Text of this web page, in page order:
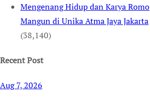
Mengenang Hidup dan Karya Romo
Mangun di Unika Atma Jaya Jakarta
(38,140)
Recent Post
Aug 7, 2026